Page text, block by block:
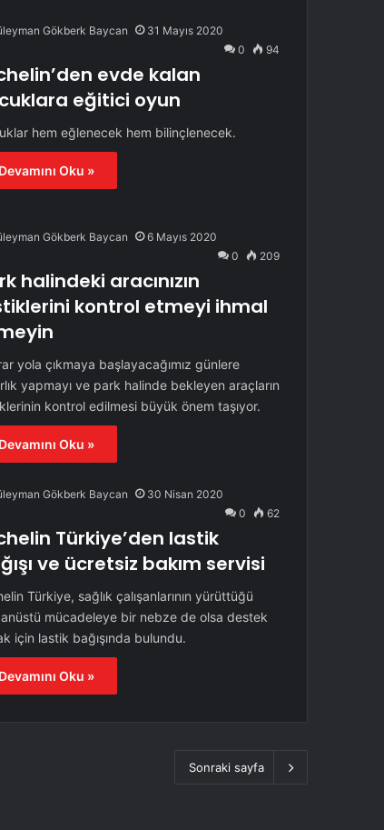
Gökberk Baycan
31 Mayıs 2020
0
94
evde kalan
eğitici oyun
hem eğlenecek hem bilinçlenecek.
Devamını Oku »
Gökberk Baycan
6 Mayıs 2020
0
209
halindeki aracınızın
kontrol etmeyi ihmal
yola çıkmaya başlayacağımız günlere
yapmayı ve park halinde bekleyen araçların
kontrol edilmesi büyük önem taşıyor.
Devamını Oku »
Gökberk Baycan
30 Nisan 2020
0
62
Türkiye’den lastik
ve ücretsiz bakım servisi
Türkiye, sağlık çalışanlarının yürüttüğü
mücadeleye bir nebze de olsa destek
için lastik bağışında bulundu.
Devamını Oku »
Sonraki sayfa